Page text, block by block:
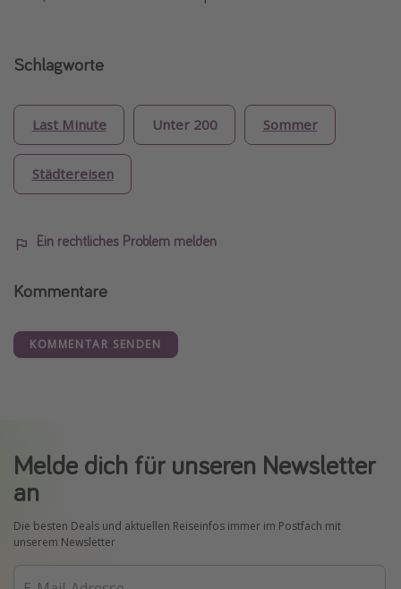
Schlagworte
Last Minute Unter 200 Sommer
Städtereisen
Ein rechtliches Problem melden
Kommentare
KOMMENTAR SENDEN
Melde dich für unseren Newsletter
an
Die besten Deals und aktuellen Reiseinfos immer im Postfach mit
unserem Newsletter